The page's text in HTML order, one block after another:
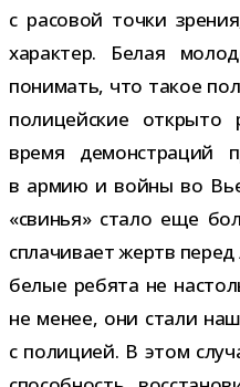
с расо­вой точки
харак­тер. Белая
пони­мать, что такое
поли­цей­ские
время демон­стра­ций
в армию и войны во
«сви­нья» стало еще
спла­чи­вает жертв
белые ребята не
не менее, они стали
с поли­цией. В этом